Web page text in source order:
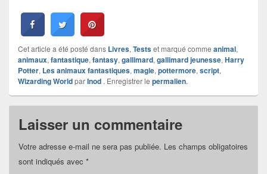
Cet article a été posté dans Livres, Testset marqué comme animal,
animaux, fantastique, fantasy, gallimard, gallimard jeunesse, Harry
Potter, Les animaux fantastiques, magie, pottermore, script,
Wizarding WorldparInod . Enregistrer le permalien.
Laisser un commentaire
Votre adresse e-mail ne sera pas publiée. Les champs obligatoires
sont indiqués avec *